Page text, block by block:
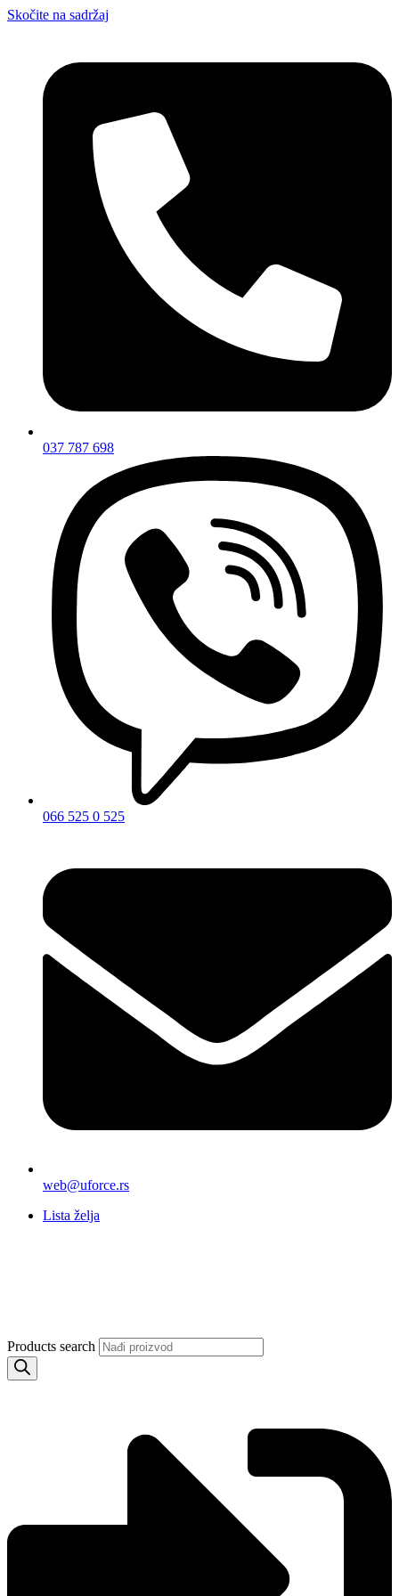
Skočite na sadržaj
037 787 698
066 525 0 525
web@uforce.rs
Lista želja
Products search